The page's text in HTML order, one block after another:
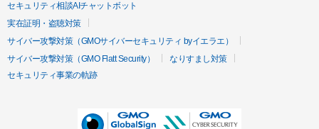
セキュリティ相談AIチャットボット
実在証明・盗聴対策
サイバー攻撃対策（GMOサイバーセキュリティ byイエラエ）
サイバー攻撃対策（GMO Flatt Security）
なりすまし対策
セキュリティ事業の軌跡